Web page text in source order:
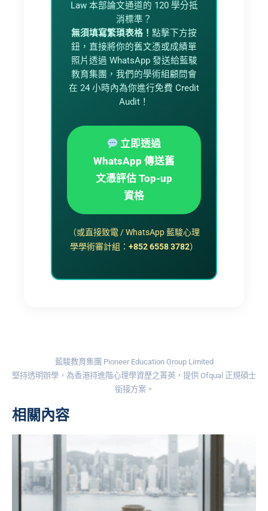
Law 本部論文通道的 120 學分抵
消標準？
無須填寫繁瑣表格！ 點擊下方按
鈕，直接將你的舊文憑或成績單
照片透過 WhatsApp 發送給藍駿
教育集團，我們的學術組顧問會
在 24 小時內為你進行免費 Credit
Audit！
立即透過
WhatsApp 傳送舊
文憑評估 Top-up
資格
（或直接致電 / WhatsApp 藍駿心理
學學術審計組： +852 6558 3782）
藍駿教育集團 Pioneer Education Group Limited
堅持透明辦學，為香港持進階心理學資歷之菁英，提供 Ofqual 正規碩士
銜接方案。
相關內容